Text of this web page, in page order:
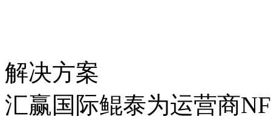
解决方案
汇赢国际鲲泰为运营商